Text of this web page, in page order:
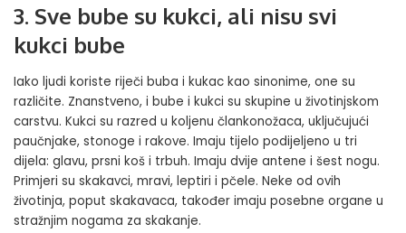
3. Sve bube su kukci, ali nisu svi
kukci bube
Iako ljudi koriste riječi buba i kukac kao sinonime, one su
različite. Znanstveno, i bube i kukci su skupine u životinjskom
carstvu. Kukci su razred u koljenu člankonožaca, uključujući
paučnjake, stonoge i rakove. Imaju tijelo podijeljeno u tri
dijela: glavu, prsni koš i trbuh. Imaju dvije antene i šest nogu.
Primjeri su skakavci, mravi, leptiri i pčele. Neke od ovih
životinja, poput skakavaca, također imaju posebne organe u
stražnjim nogama za skakanje.